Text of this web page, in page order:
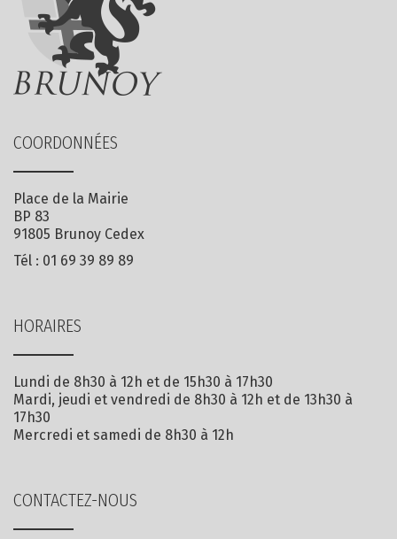
COORDONNÉES
Place de la Mairie
BP 83
91805 Brunoy Cedex
Tél : 01 69 39 89 89
HORAIRES
Lundi de 8h30 à 12h et de 15h30 à 17h30
Mardi, jeudi et vendredi de 8h30 à 12h et de 13h30 à
17h30
Mercredi et samedi de 8h30 à 12h
CONTACTEZ-NOUS